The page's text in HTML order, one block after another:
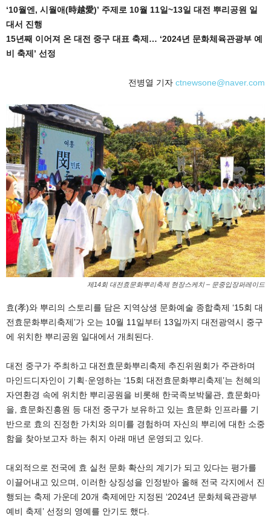
‘10월엔, 시월애(時越愛)’ 주제로 10월 11일~13일 대전 뿌리공원 일
대서 진행
15년째 이어져 온 대전 중구 대표 축제… ‘2024년 문화체육관광부 예
비 축제’ 선정
전병열 기자 ctnewsone@naver.com
제14회 대전효문화뿌리축제 현장스케치 – 문중입장퍼레이드
효(孝)와 뿌리의 스토리를 담은 지역상생 문화예술 종합축제 ‘15회 대
전효문화뿌리축제’가 오는 10월 11일부터 13일까지 대전광역시 중구
에 위치한 뿌리공원 일대에서 개최된다.
대전 중구가 주최하고 대전효문화뿌리축제 추진위원회가 주관하며
마인드디자인이 기획·운영하는 ‘15회 대전효문화뿌리축제’는 천혜의
자연환경 속에 위치한 뿌리공원을 비롯해 한국족보박물관, 효문화마
을, 효문화진흥원 등 대전 중구가 보유하고 있는 효문화 인프라를 기
반으로 효의 진정한 가치와 의미를 경험하며 자신의 뿌리에 대한 소중
함을 찾아보고자 하는 취지 아래 매년 운영되고 있다.
대외적으로 전국에 효 실천 문화 확산의 계기가 되고 있다는 평가를
이끌어내고 있으며, 이러한 상징성을 인정받아 올해 전국 각지에서 진
행되는 축제 가운데 20개 축제에만 지정된 ‘2024년 문화체육관광부
예비 축제’ 선정의 영예를 안기도 했다.